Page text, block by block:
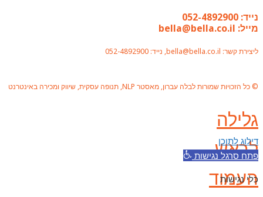
נייד: 052-4892900
מייל: bella@bella.co.il
ליצירת קשר: bella@bella.co.il, נייד: 052-4892900
© כל הזכויות שמורות לבלה עברון, מאסטר NLP, תנופה עסקית, שיווק ומכירה באינטרנט
גלילה
לראש
העמוד
דילוג לתוכן
פתח סרגל נגישות
כלי נגישות